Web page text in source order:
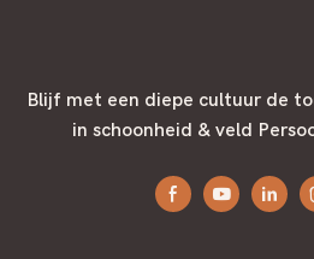
Blijf met een diepe cultuur de
in schoonheid & veld